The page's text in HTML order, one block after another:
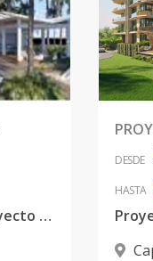
Moderno y exclusivo proyecto de Apartamentos en Ciudad Las Canas
DESDE
HASTA